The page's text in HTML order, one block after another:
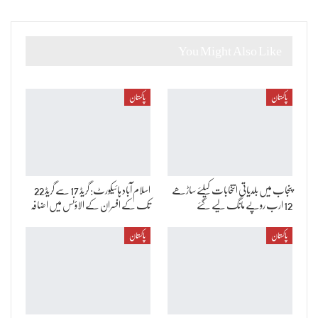
پاکستان
پنجاب میں بلدیاتی انتخابات کیلئے ساڑھے
12 ارب روپے مانگ لیے گئے
پاکستان
اسلام آباد ہائیکورٹ: گریڈ 17 سے گریڈ 22
تک کے افسران کے الاؤنس میں اضافہ
پاکستان پاکستان